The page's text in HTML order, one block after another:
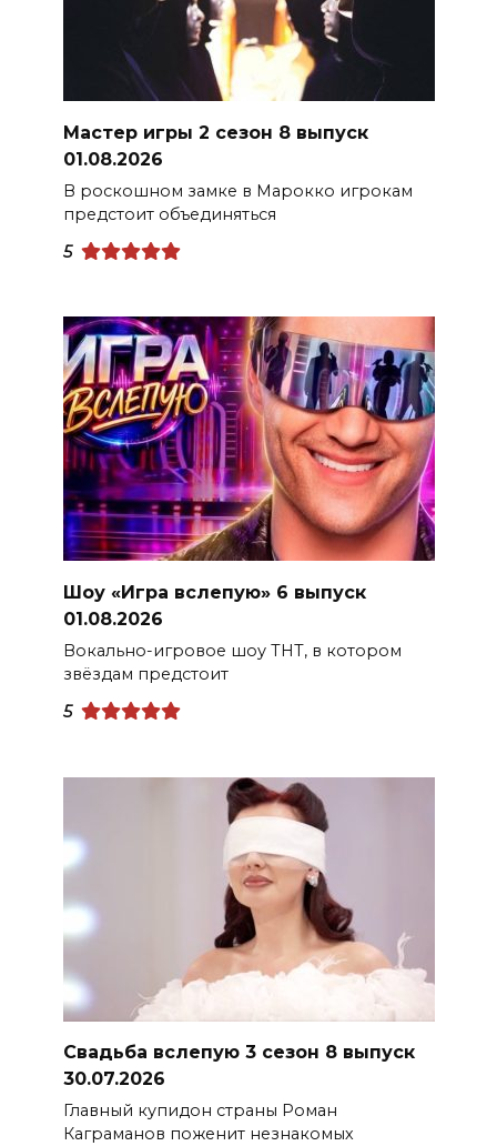
Мастер игры 2 сезон 8 выпуск
01.08.2026
В роскошном замке в Марокко игрокам
предстоит объединяться
5
Шоу «Игра вслепую» 6 выпуск
01.08.2026
Вокально-игровое шоу ТНТ, в котором
звёздам предстоит
5
Свадьба вслепую 3 сезон 8 выпуск
30.07.2026
Главный купидон страны Роман
Каграманов поженит незнакомых